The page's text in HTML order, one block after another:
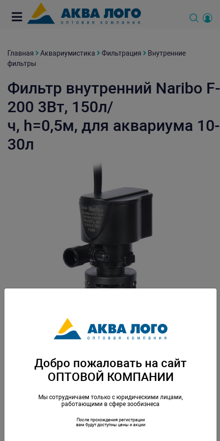
Главная Аквариумистика Фильтрация
Внутренние
фильтры
Фильтр внутренний Naribo F-
200 3Вт, 150л/
ч, h=0,5м, для аквариума 10-
30л
Компактный эргономичный фильтр, предназначен для очистки воды в
Добро пожаловать на сайт
ОПТОВОЙ КОМПАНИИ
Мы сотрудничаем только с юридическими лицами,
работающими в сфере зообизнеса
После прохождения регистрации
вам будут доступны цены и акции